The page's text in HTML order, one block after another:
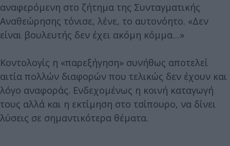
αναφερόμενη στο ζήτημα της Συνταγματικής
Αναθεώρησης τόνισε, λένε, το αυτονόητο. «Δεν
είναι βουλευτής δεν έχει ακόμη κόμμα…»
Κοντολογίς η «παρεξήγηση» συνήθως αποτελεί
αιτία πολλών διαφορών που τελικώς δεν έχουν και
λόγο αναφοράς. Ενδεχομένως η κοινή καταγωγή
τους αλλά και η εκτίμηση στο τσίπουρο, να δίνει
λύσεις σε σημαντικότερα θέματα.